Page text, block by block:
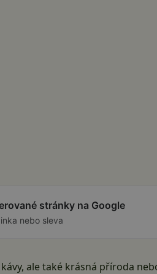
stránky na Google
nebo sleva
ale také krásná příroda